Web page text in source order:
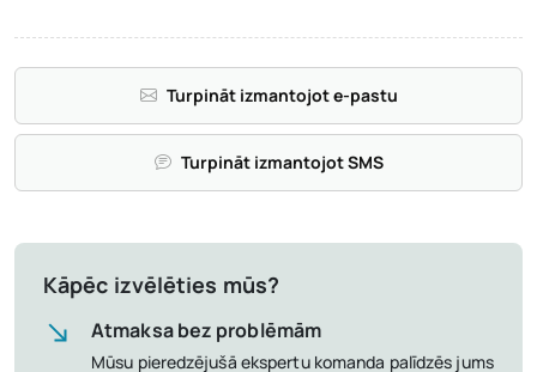
Turpināt izmantojot e-pastu
Turpināt izmantojot SMS
Kāpēc izvēlēties mūs?
Atmaksa bez problēmām
Mūsu pieredzējušā ekspertu komanda palīdzēs jums